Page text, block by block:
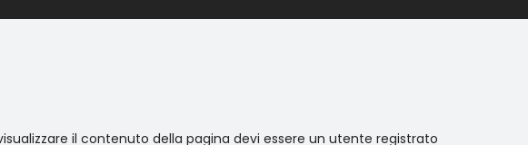
il contenuto della pagina devi essere un utente registrato